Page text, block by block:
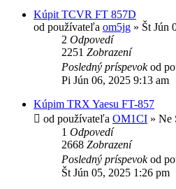
Kúpit TCVR FT 857D
od používateľa om5jg » Št Jún
2 Odpovedí
2251 Zobrazení
Posledný príspevokod
Pi Jún 06, 2025 9:13 am
Kúpim TRX Yaesu FT-857
od používateľa OM1CI » Ne
1 Odpovedí
2668 Zobrazení
Posledný príspevokod
Št Jún 05, 2025 1:26 pm